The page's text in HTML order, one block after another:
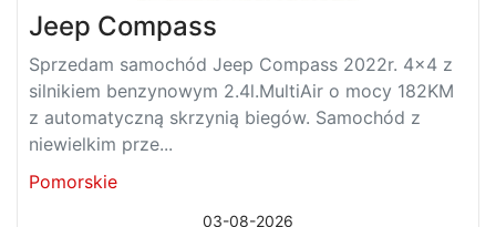
Jeep Compass
Sprzedam samochód Jeep Compass 2022r. 4x4 z
silnikiem benzynowym 2.4l.MultiAir o mocy 182KM
z automatyczną skrzynią biegów. Samochód z
niewielkim prze...
Pomorskie
03-08-2026